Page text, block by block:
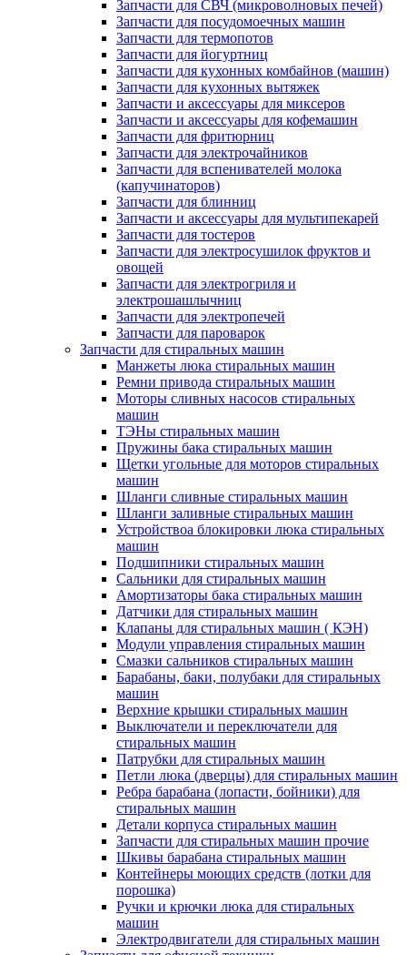
Запчасти для СВЧ (микроволновых печей)
Запчасти для посудомоечных машин
Запчасти для термопотов
Запчасти для йогуртниц
Запчасти для кухонных комбайнов (машин)
Запчасти для кухонных вытяжек
Запчасти и аксессуары для миксеров
Запчасти и аксессуары для кофемашин
Запчасти для фритюрниц
Запчасти для электрочайников
Запчасти для вспенивателей молока
(капучинаторов)
Запчасти для блинниц
Запчасти и аксессуары для мультипекарей
Запчасти для тостеров
Запчасти для электросушилок фруктов и
овощей
Запчасти для электрогриля и
электрошашлычниц
Запчасти для электропечей
Запчасти для пароварок
Запчасти для стиральных машин
Манжеты люка стиральных машин
Ремни привода стиральных машин
Моторы сливных насосов стиральных
машин
ТЭНы стиральных машин
Пружины бака стиральных машин
Щетки угольные для моторов стиральных
машин
Шланги сливные стиральных машин
Шланги заливные стиральных машин
Устройствоа блокировки люка стиральных
машин
Подшипники стиральных машин
Сальники для стиральных машин
Амортизаторы бака стиральных машин
Датчики для стиральных машин
Клапаны для стиральных машин ( КЭН)
Модули управления стиральных машин
Смазки сальников стиральных машин
Барабаны, баки, полубаки для стиральных
машин
Верхние крышки стиральных машин
Выключатели и переключатели для
стиральных машин
Патрубки для стиральных машин
Петли люка (дверцы) для стиральных машин
Ребра барабана (лопасти, бойники) для
стиральных машин
Детали корпуса стиральных машин
Запчасти для стиральных машин прочие
Шкивы барабана стиральных машин
Контейнеры моющих средств (лотки для
порошка)
Ручки и крючки люка для стиральных
машин
Электродвигатели для стиральных машин